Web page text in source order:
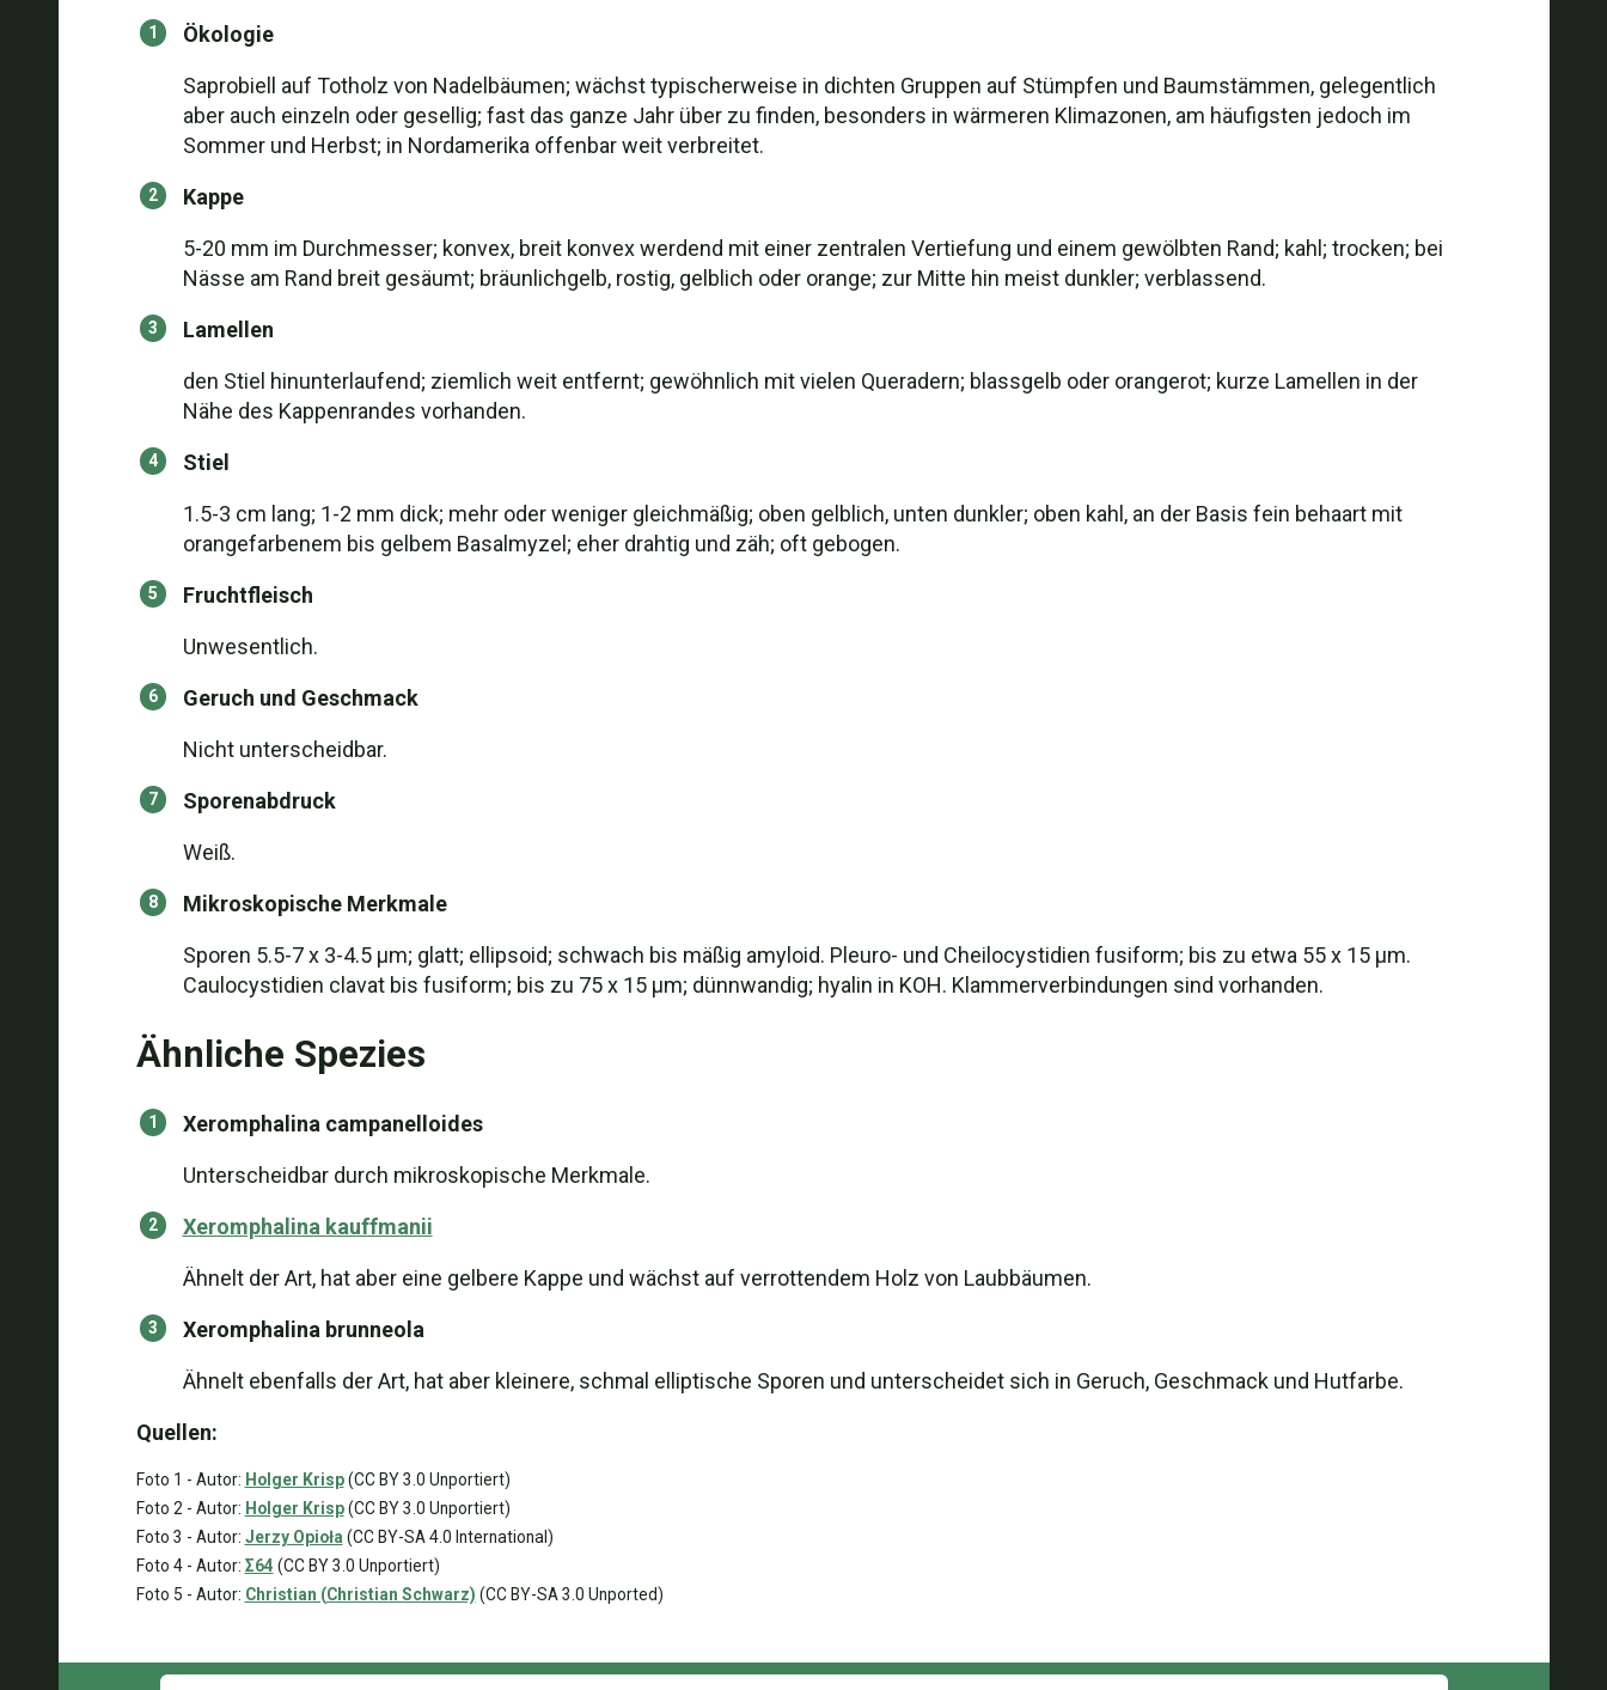
Ökologie
Saprobiell auf Totholz von Nadelbäumen; wächst typischerweise in dichten Gruppen auf Stümpfen und Baumstämmen, gelegentlich
aber auch einzeln oder gesellig; fast das ganze Jahr über zu finden, besonders in wärmeren Klimazonen, am häufigsten jedoch im
Sommer und Herbst; in Nordamerika offenbar weit verbreitet.
Kappe
5-20 mm im Durchmesser; konvex, breit konvex werdend mit einer zentralen Vertiefung und einem gewölbten Rand; kahl; trocken; bei
Nässe am Rand breit gesäumt; bräunlichgelb, rostig, gelblich oder orange; zur Mitte hin meist dunkler; verblassend.
Lamellen
den Stiel hinunterlaufend; ziemlich weit entfernt; gewöhnlich mit vielen Queradern; blassgelb oder orangerot; kurze Lamellen in der
Nähe des Kappenrandes vorhanden.
Stiel
1.5-3 cm lang; 1-2 mm dick; mehr oder weniger gleichmäßig; oben gelblich, unten dunkler; oben kahl, an der Basis fein behaart mit
orangefarbenem bis gelbem Basalmyzel; eher drahtig und zäh; oft gebogen.
Fruchtfleisch
Unwesentlich.
Geruch und Geschmack
Nicht unterscheidbar.
Sporenabdruck
Weiß.
Mikroskopische Merkmale
Sporen 5.5-7 x 3-4.5 µm; glatt; ellipsoid; schwach bis mäßig amyloid. Pleuro- und Cheilocystidien fusiform; bis zu etwa 55 x 15 µm.
Caulocystidien clavat bis fusiform; bis zu 75 x 15 µm; dünnwandig; hyalin in KOH. Klammerverbindungen sind vorhanden.
Ähnliche Spezies
Xeromphalina campanelloides
Unterscheidbar durch mikroskopische Merkmale.
Xeromphalina kauffmanii
Ähnelt der Art, hat aber eine gelbere Kappe und wächst auf verrottendem Holz von Laubbäumen.
Xeromphalina brunneola
Ähnelt ebenfalls der Art, hat aber kleinere, schmal elliptische Sporen und unterscheidet sich in Geruch, Geschmack und Hutfarbe.
Quellen:
Foto 1 - Autor: Holger Krisp(CC BY 3.0 Unportiert)
Foto 2 - Autor: Holger Krisp(CC BY 3.0 Unportiert)
Foto 3 - Autor: Jerzy Opioła (CC BY-SA 4.0 International)
Foto 4 - Autor: Σ64 (CC BY 3.0 Unportiert)
Foto 5 - Autor: Christian (Christian Schwarz) (CC BY-SA 3.0 Unported)